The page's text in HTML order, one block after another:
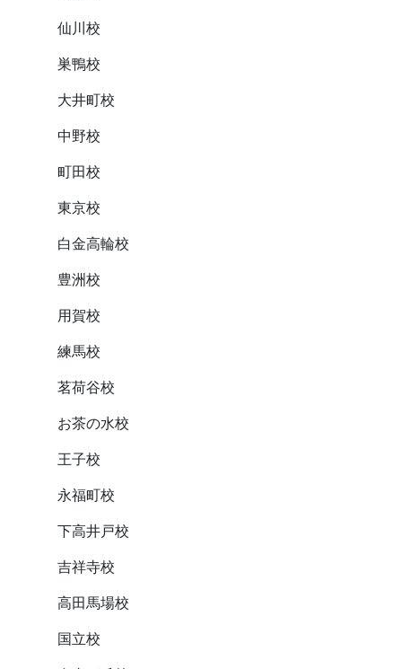
仙川校
巣鴨校
大井町校
中野校
町田校
東京校
白金高輪校
豊洲校
用賀校
練馬校
茗荷谷校
お茶の水校
王子校
永福町校
下高井戸校
吉祥寺校
高田馬場校
国立校